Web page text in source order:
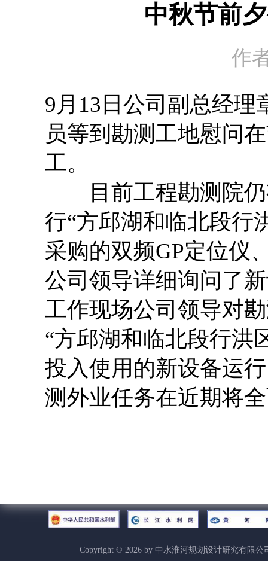
中秋节前
作
9月13日公司副总经理
员等到勘测工地慰问
工。
目前工程勘测院仍
行“方邱湖和临北段行
采购的双频GP定位仪
公司领导详细询问了
工作现场公司领导对
“方邱湖和临北段行洪
投入使用的新设备运
测外业任务在近期将
Copyright © 2026by 中水淮河规划设计研究有限公